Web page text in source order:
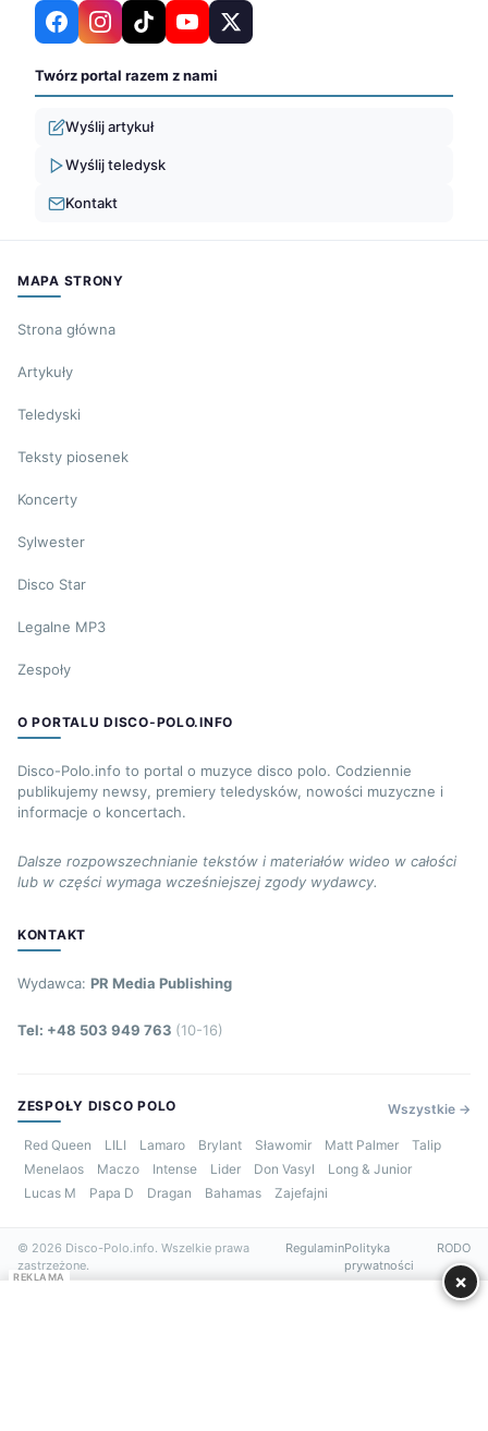
Twórz portal razem z nami
Wyślij artykuł
Wyślij teledysk
Kontakt
MAPA STRONY
Strona główna
Artykuły
Teledyski
Teksty piosenek
Koncerty
Sylwester
Disco Star
Legalne MP3
Zespoły
O PORTALU DISCO-POLO.INFO
Disco-Polo.info to portal o muzyce disco polo. Codziennie
publikujemy newsy, premiery teledysków, nowości muzyczne i
informacje o koncertach.
Dalsze rozpowszechnianie tekstów i materiałów wideo w całości
lub w części wymaga wcześniejszej zgody wydawcy.
KONTAKT
Wydawca: PR Media Publishing
Tel: +48 503 949 763 (10-16)
ZESPOŁY DISCO POLO Wszystkie →
Red Queen LILI Lamaro Brylant Sławomir Matt Palmer
Talip
Menelaos
Maczo Intense Lider Don Vasyl
Long & Junior
Lucas M
Papa D Dragan Bahamas Zajefajni
© 2026 Disco-Polo.info. Wszelkie prawa
zastrzeżone.
RegulaminPolityka
prywatności
RODO
REKLAMA ×